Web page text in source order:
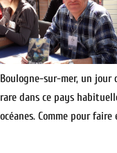
Boulogne-sur-mer, un
rare dans ce pays
océanes. Comme pour